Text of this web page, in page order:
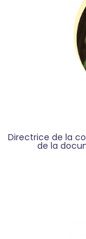
Directrice de la
de la